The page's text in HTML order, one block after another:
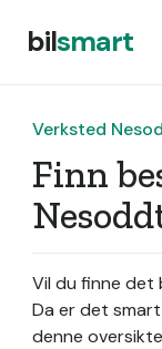
bilsmart
Verksted
Finn
Vil du finne
Da er det
denne